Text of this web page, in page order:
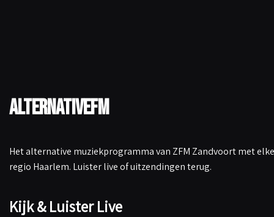
AlternativeFM
Het alternative muziekprogramma van ZFM Zandvoort met
regio Haarlem. Luister live of uitzendingen terug.
Kijk & Luister Live